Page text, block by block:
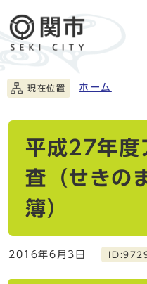
現在位置 ホーム
平成27年度
査（せきの
簿）
2016年6月3日